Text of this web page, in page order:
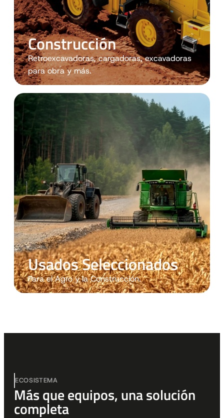
Construcción
Retroexcavadoras, cargadoras, excavadoras
para obra y más.
Usados Seleccionados
Para el Agro y la Construcción.
ECOSISTEMA
Más que equipos, una solución
completa